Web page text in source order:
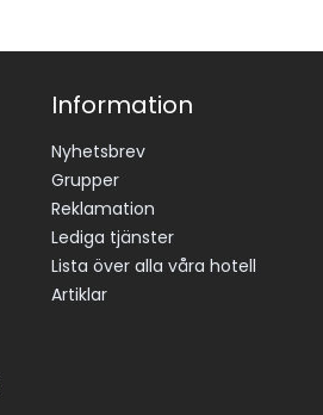
Information
Nyhetsbrev
Grupper
Reklamation
Lediga tjänster
Lista över alla våra hotell
Artiklar